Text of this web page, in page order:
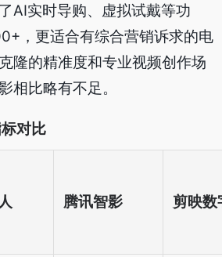
AI实时导购、虚拟试戴等功
，更适合有综合营销诉求的电
隆的精准度和专业视频创作场
相比略有不足。
对比
腾讯智影 剪映数